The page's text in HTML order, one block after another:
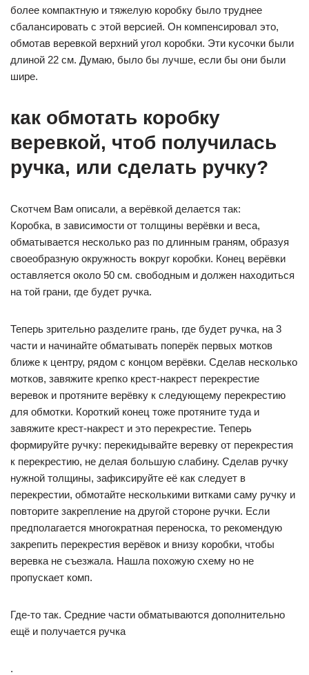
более компактную и тяжелую коробку было труднее
сбалансировать с этой версией. Он компенсировал это,
обмотав веревкой верхний угол коробки. Эти кусочки были
длиной 22 см. Думаю, было бы лучше, если бы они были
шире.
как обмотать коробку
веревкой, чтоб получилась
ручка, или сделать ручку?
Скотчем Вам описали, а верёвкой делается так:
Коробка, в зависимости от толщины верёвки и веса,
обматывается несколько раз по длинным граням, образуя
своеобразную окружность вокруг коробки. Конец верёвки
оставляется около 50 см. свободным и должен находиться
на той грани, где будет ручка.
Теперь зрительно разделите грань, где будет ручка, на 3
части и начинайте обматывать поперёк первых мотков
ближе к центру, рядом с концом верёвки. Сделав несколько
мотков, завяжите крепко крест-накрест перекрестие
веревок и протяните верёвку к следующему перекрестию
для обмотки. Короткий конец тоже протяните туда и
завяжите крест-накрест и это перекрестие. Теперь
формируйте ручку: перекидывайте веревку от перекрестия
к перекрестию, не делая большую слабину. Сделав ручку
нужной толщины, зафиксируйте её как следует в
перекрестии, обмотайте несколькими витками саму ручку и
повторите закрепление на другой стороне ручки. Если
предполагается многократная переноска, то рекомендую
закрепить перекрестия верёвок и внизу коробки, чтобы
веревка не съезжала. Нашла похожую схему но не
пропускает комп.
Где-то так. Средние части обматываются дополнительно
ещё и получается ручка
.